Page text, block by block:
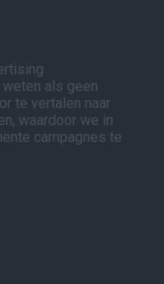
als geen
te vertalen naar
waardoor we in
campagnes te